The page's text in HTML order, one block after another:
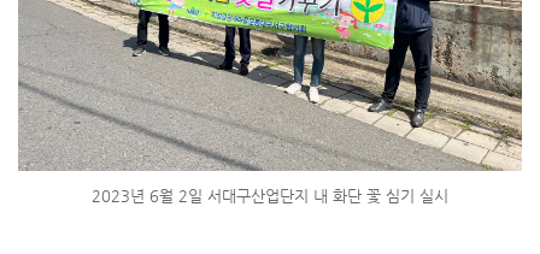
2023년 6월 2일 서대구산업단지 내 화단 꽃 심기 실시